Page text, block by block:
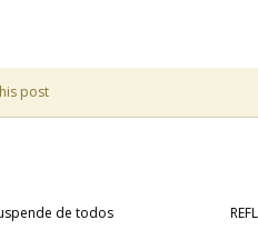
post
de todos